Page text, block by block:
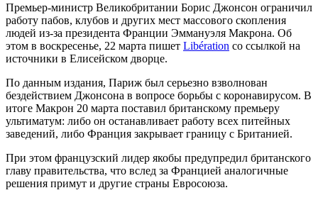
Премьер-министр Великобритании Борис Джонсон ограничил
работу пабов, клубов и других мест массового скопления
людей из-за президента Франции Эммануэля Макрона. Об
этом в воскресенье, 22 марта пишет Libération со ссылкой на
источники в Елисейском дворце.
По данным издания, Париж был серьезно взволнован
бездействием Джонсона в вопросе борьбы с коронавирусом. В
итоге Макрон 20 марта поставил британскому премьеру
ультиматум: либо он останавливает работу всех питейных
заведений, либо Франция закрывает границу с Британией.
При этом французский лидер якобы предупредил британского
главу правительства, что вслед за Францией аналогичные
решения примут и другие страны Евросоюза.